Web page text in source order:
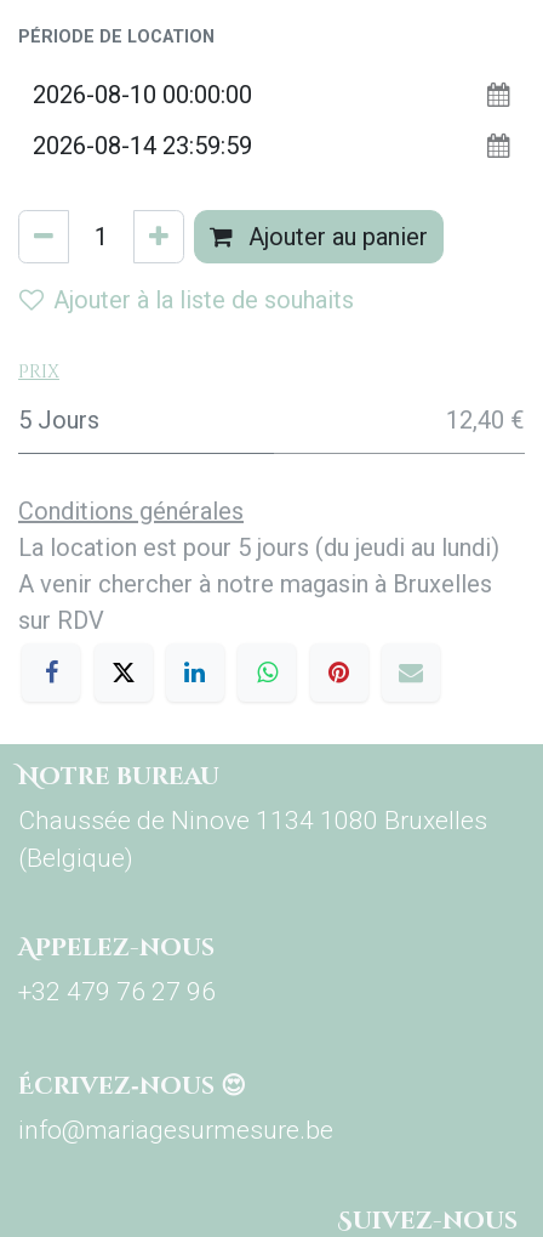
PÉRIODE DE LOCATION
Ajouter au panier
Ajouter à la liste de souhaits
Prix
5 Jours 12,40 €
Conditions générales
La location est pour 5 jours (du jeudi au lundi)
A venir chercher à notre magasin à Bruxelles
sur RDV
Notre bureau
Chaussée de Ninove 1134 1080 Bruxelles
(Belgique)
Appelez-nous
+32 479 76 27 96
Écrivez‑nous 😍
info@mariagesurmesure.be
Su​ivez-nous